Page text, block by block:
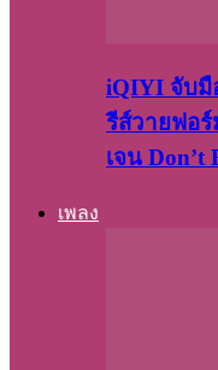
iQIYI จับมื
รีส์วายฟอ
เจน Don’t
เพลง